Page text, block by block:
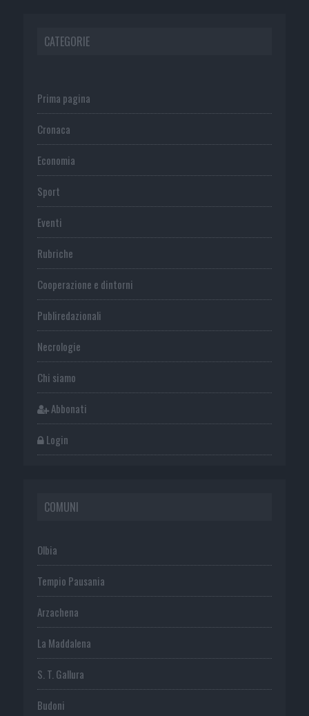
CATEGORIE
Prima pagina
Cronaca
Economia
Sport
Eventi
Rubriche
Cooperazione e dintorni
Publiredazionali
Necrologie
Chi siamo
Abbonati
Login
COMUNI
Olbia
Tempio Pausania
Arzachena
La Maddalena
S. T. Gallura
Budoni